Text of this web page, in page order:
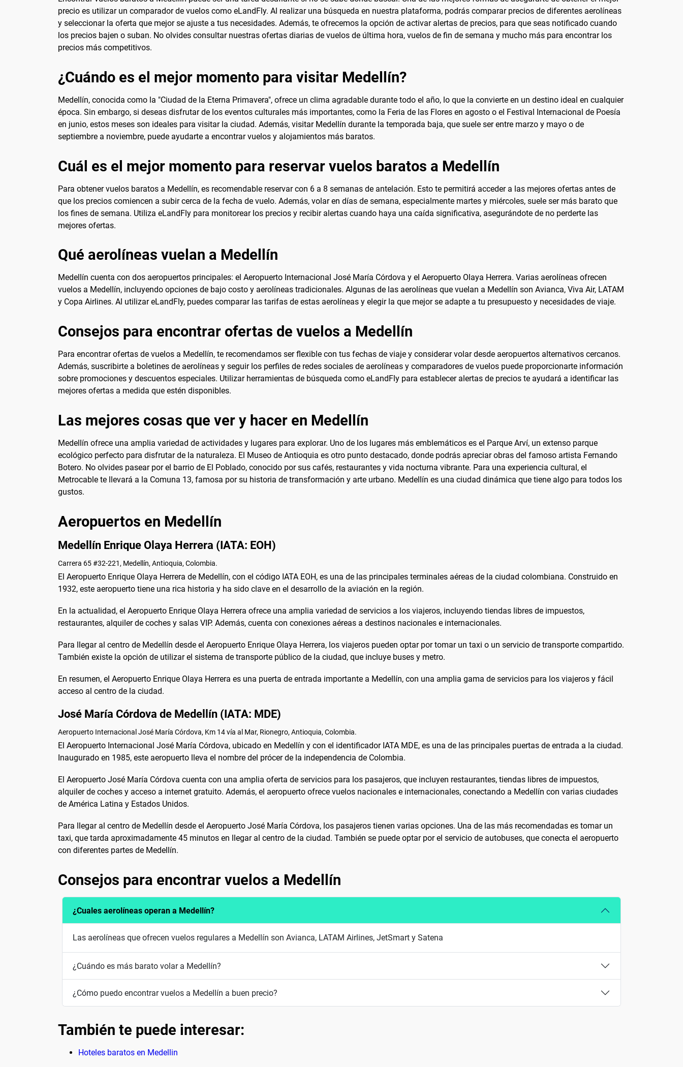
precio es utilizar un comparador de vuelos como eLandFly. Al realizar una búsqueda en nuestra plataforma, podrás comparar precios de diferentes aerolíneas
y seleccionar la oferta que mejor se ajuste a tus necesidades. Además, te ofrecemos la opción de activar alertas de precios, para que seas notificado cuando
los precios bajen o suban. No olvides consultar nuestras ofertas diarias de vuelos de última hora, vuelos de fin de semana y mucho más para encontrar los
precios más competitivos.
¿Cuándo es el mejor momento para visitar Medellín?
Medellín, conocida como la "Ciudad de la Eterna Primavera", ofrece un clima agradable durante todo el año, lo que la convierte en un destino ideal en cualquier
época. Sin embargo, si deseas disfrutar de los eventos culturales más importantes, como la Feria de las Flores en agosto o el Festival Internacional de Poesía
en junio, estos meses son ideales para visitar la ciudad. Además, visitar Medellín durante la temporada baja, que suele ser entre marzo y mayo o de
septiembre a noviembre, puede ayudarte a encontrar vuelos y alojamientos más baratos.
Cuál es el mejor momento para reservar vuelos baratos a Medellín
Para obtener vuelos baratos a Medellín, es recomendable reservar con 6 a 8 semanas de antelación. Esto te permitirá acceder a las mejores ofertas antes de
que los precios comiencen a subir cerca de la fecha de vuelo. Además, volar en días de semana, especialmente martes y miércoles, suele ser más barato que
los fines de semana. Utiliza eLandFly para monitorear los precios y recibir alertas cuando haya una caída significativa, asegurándote de no perderte las
mejores ofertas.
Qué aerolíneas vuelan a Medellín
Medellín cuenta con dos aeropuertos principales: el Aeropuerto Internacional José María Córdova y el Aeropuerto Olaya Herrera. Varias aerolíneas ofrecen
vuelos a Medellín, incluyendo opciones de bajo costo y aerolíneas tradicionales. Algunas de las aerolíneas que vuelan a Medellín son Avianca, Viva Air, LATAM
y Copa Airlines. Al utilizar eLandFly, puedes comparar las tarifas de estas aerolíneas y elegir la que mejor se adapte a tu presupuesto y necesidades de viaje.
Consejos para encontrar ofertas de vuelos a Medellín
Para encontrar ofertas de vuelos a Medellín, te recomendamos ser flexible con tus fechas de viaje y considerar volar desde aeropuertos alternativos cercanos.
Además, suscribirte a boletines de aerolíneas y seguir los perfiles de redes sociales de aerolíneas y comparadores de vuelos puede proporcionarte información
sobre promociones y descuentos especiales. Utilizar herramientas de búsqueda como eLandFly para establecer alertas de precios te ayudará a identificar las
mejores ofertas a medida que estén disponibles.
Las mejores cosas que ver y hacer en Medellín
Medellín ofrece una amplia variedad de actividades y lugares para explorar. Uno de los lugares más emblemáticos es el Parque Arví, un extenso parque
ecológico perfecto para disfrutar de la naturaleza. El Museo de Antioquia es otro punto destacado, donde podrás apreciar obras del famoso artista Fernando
Botero. No olvides pasear por el barrio de El Poblado, conocido por sus cafés, restaurantes y vida nocturna vibrante. Para una experiencia cultural, el
Metrocable te llevará a la Comuna 13, famosa por su historia de transformación y arte urbano. Medellín es una ciudad dinámica que tiene algo para todos los
gustos.
Aeropuertos en Medellín
Medellín Enrique Olaya Herrera (IATA: EOH)
Carrera 65 #32-221, Medellín, Antioquia, Colombia.
El Aeropuerto Enrique Olaya Herrera de Medellín, con el código IATA EOH, es una de las principales terminales aéreas de la ciudad colombiana. Construido en
1932, este aeropuerto tiene una rica historia y ha sido clave en el desarrollo de la aviación en la región.
En la actualidad, el Aeropuerto Enrique Olaya Herrera ofrece una amplia variedad de servicios a los viajeros, incluyendo tiendas libres de impuestos,
restaurantes, alquiler de coches y salas VIP. Además, cuenta con conexiones aéreas a destinos nacionales e internacionales.
Para llegar al centro de Medellín desde el Aeropuerto Enrique Olaya Herrera, los viajeros pueden optar por tomar un taxi o un servicio de transporte compartido.
También existe la opción de utilizar el sistema de transporte público de la ciudad, que incluye buses y metro.
En resumen, el Aeropuerto Enrique Olaya Herrera es una puerta de entrada importante a Medellín, con una amplia gama de servicios para los viajeros y fácil
acceso al centro de la ciudad.
José María Córdova de Medellín (IATA: MDE)
Aeropuerto Internacional José María Córdova, Km 14 vía al Mar, Rionegro, Antioquia, Colombia.
El Aeropuerto Internacional José María Córdova, ubicado en Medellín y con el identificador IATA MDE, es una de las principales puertas de entrada a la ciudad.
Inaugurado en 1985, este aeropuerto lleva el nombre del prócer de la independencia de Colombia.
El Aeropuerto José María Córdova cuenta con una amplia oferta de servicios para los pasajeros, que incluyen restaurantes, tiendas libres de impuestos,
alquiler de coches y acceso a internet gratuito. Además, el aeropuerto ofrece vuelos nacionales e internacionales, conectando a Medellín con varias ciudades
de América Latina y Estados Unidos.
Para llegar al centro de Medellín desde el Aeropuerto José María Córdova, los pasajeros tienen varias opciones. Una de las más recomendadas es tomar un
taxi, que tarda aproximadamente 45 minutos en llegar al centro de la ciudad. También se puede optar por el servicio de autobuses, que conecta el aeropuerto
con diferentes partes de Medellín.
Consejos para encontrar vuelos a Medellín
¿Cuales aerolíneas operan a Medellín?
Las aerolíneas que ofrecen vuelos regulares a Medellín son Avianca, LATAM Airlines, JetSmart y Satena
¿Cuándo es más barato volar a Medellín?
¿Cómo puedo encontrar vuelos a Medellín a buen precio?
También te puede interesar:
Hoteles baratos en Medellin